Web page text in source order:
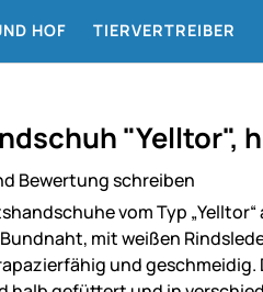
HOF TIERVERTREIBER
"Yelltor",
Bewertung schreiben